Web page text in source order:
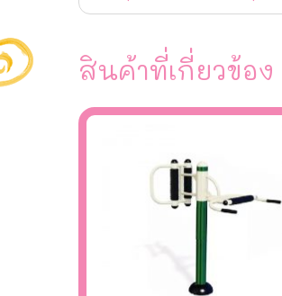
สินค้าที่เกี่ยวข้อง